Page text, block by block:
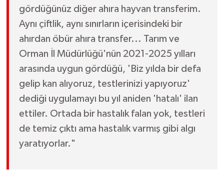
gördüğünüz diğer ahıra hayvan transferim.
Aynı çiftlik, aynı sınırların içerisindeki bir
ahırdan öbür ahıra transfer... Tarım ve
Orman İl Müdürlüğü'nün 2021-2025 yılları
arasında uygun gördüğü, 'Biz yılda bir defa
gelip kan alıyoruz, testlerinizi yapıyoruz'
dediği uygulamayı bu yıl aniden 'hatalı' ilan
ettiler. Ortada bir hastalık falan yok, testleri
de temiz çıktı ama hastalık varmış gibi algı
yaratıyorlar."
Susurluk
TARİHTE BUGÜN
Trend
TÜRKİYE